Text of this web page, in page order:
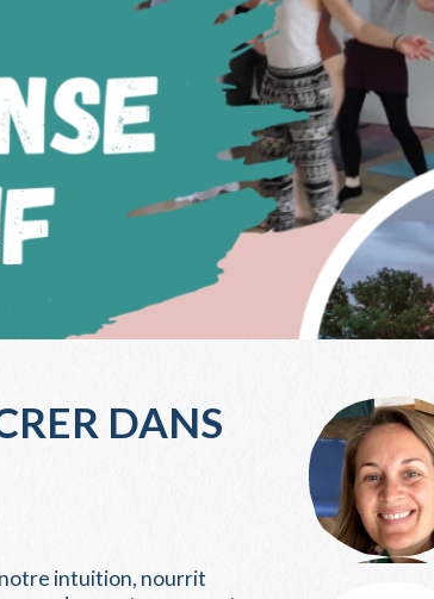
DANS
intuition, nourrit